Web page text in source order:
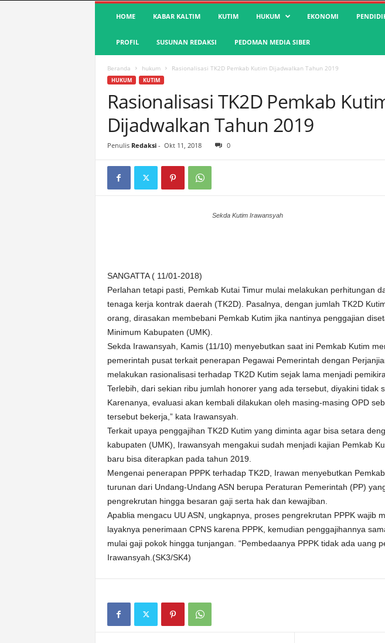
S
a
HOME KABAR KALTIM KUTIM HUKUM EKONOMI
PROFIL SUSUNAN REDAKSI PEDOMAN MEDIA SIBER
Beranda hukum Rasionalisasi TK2D Pemkab Kutim Dijadwalkan Tahun 2019
HUKUM KUTIM
Rasionalisasi TK2D Pemkab
Dijadwalkan Tahun 2019
Penulis Redaksi- Okt 11, 2018 0
Sekda Kutim Irawansyah
SANGATTA ( 11/01-2018)
Perlahan tetapi pasti, Pemkab Kutai Timur mulai melakukan perhitungan
tenaga kerja kontrak daerah (TK2D). Pasalnya, dengan jumlah TK2D
orang, dirasakan membebani Pemkab Kutim jika nantinya penggajian
Minimum Kabupaten (UMK).
Sekda Irawansyah, Kamis (11/10) menyebutkan saat ini Pemkab Kutim
pemerintah pusat terkait penerapan Pegawai Pemerintah dengan
melakukan rasionalisasi terhadap TK2D Kutim sejak lama menjadi
Terlebih, dari sekian ribu jumlah honorer yang ada tersebut, diyakini tidak
Karenanya, evaluasi akan kembali dilakukan oleh masing-masing OPD
tersebut bekerja,” kata Irawansyah.
Terkait upaya penggajihan TK2D Kutim yang diminta agar bisa setara
kabupaten (UMK), Irawansyah mengakui sudah menjadi kajian Pemkab
baru bisa diterapkan pada tahun 2019.
Mengenai penerapan PPPK terhadap TK2D, Irawan menyebutkan
turunan dari Undang-Undang ASN berupa Peraturan Pemerintah (PP)
pengrekrutan hingga besaran gaji serta hak dan kewajiban.
Apablia mengacu UU ASN, ungkapnya, proses pengrekrutan PPPK wajib
layaknya penerimaan CPNS karena PPPK, kemudian penggajihannya
mulai gaji pokok hingga tunjangan. “Pembedaanya PPPK tidak ada uang
Irawansyah.(SK3/SK4)